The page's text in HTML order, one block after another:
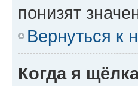
понизят
Вернуться к
Когда я